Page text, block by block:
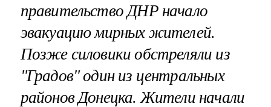
правительство ДНР начало
эвакуацию мирных жителей.
Позже силовики обстреляли из
"Градов" один из центральных
районов Донецка. Жители начали